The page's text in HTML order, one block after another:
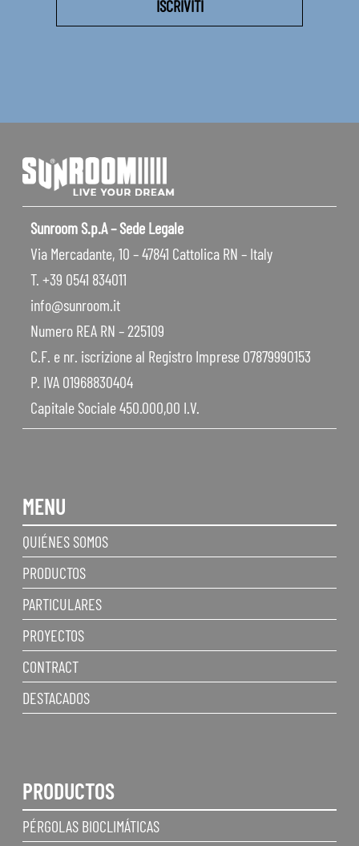
Sunroom S.p.A – Sede Legale
Via Mercadante, 10 – 47841 Cattolica RN – Italy
T. +39 0541 834011
info@sunroom.it
Numero REA RN – 225109
C.F. e nr. iscrizione al Registro Imprese 07879990153
P. IVA 01968830404
Capitale Sociale 450.000,00 I.V.
MENU
QUIÉNES SOMOS
PRODUCTOS
PARTICULARES
PROYECTOS
CONTRACT
DESTACADOS
PRODUCTOS
PÉRGOLAS BIOCLIMÁTICAS